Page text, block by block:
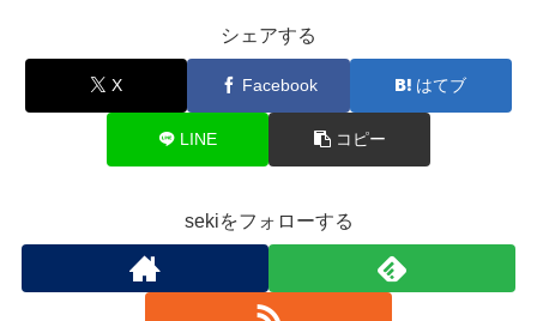
シェアする
X Facebook はてブ
LINE コピー
sekiをフォローする